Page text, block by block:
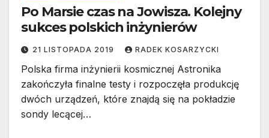
Po Marsie czas na Jowisza. Kolejny
sukces polskich inżynierów
21 LISTOPADA 2019 RADEK KOSARZYCKI
Polska firma inżynierii kosmicznej Astronika
zakończyła finalne testy i rozpoczęła produkcję
dwóch urządzeń, które znajdą się na pokładzie
sondy lecącej…